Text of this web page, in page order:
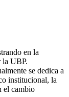
en la
la UBP.
se dedica a
institucional, la
el cambio